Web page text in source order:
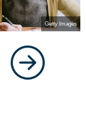
Getty Images